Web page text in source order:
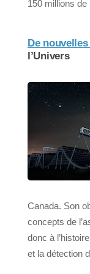
150 millions
De
l’Univers
Canada. Son
concepts de
donc à
et la détection